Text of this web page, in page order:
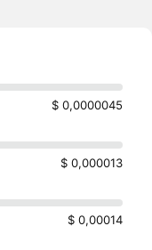
$ 0,0000045
$ 0,000013
$ 0,00014